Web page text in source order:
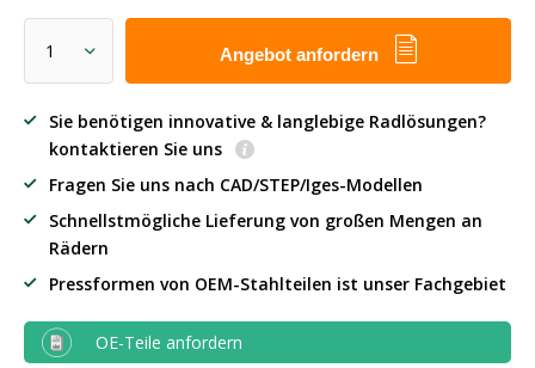
Angebot anfordern
Sie benötigen innovative & langlebige Radlösungen?
kontaktieren Sie uns
Fragen Sie uns nach CAD/STEP/Iges-Modellen
Schnellstmögliche Lieferung von großen Mengen an
Rädern
Pressformen von OEM-Stahlteilen ist unser Fachgebiet
OE-Teile anfordern